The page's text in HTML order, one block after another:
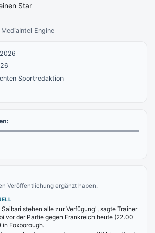
Engine
Sportredaktion
Veröffentlichung ergänzt haben.
stehen alle zur Verfügung", sagte Trainer
vor der Partie gegen Frankreich heute (22.00
in Foxborough.
Star